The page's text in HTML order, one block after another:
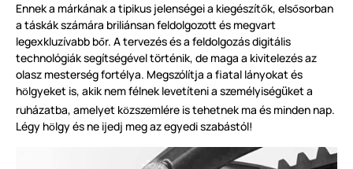
Ennek a márkának a tipikus jelenségei a kiegészítők, elsősorban
a táskák számára briliánsan feldolgozott és megvart
legexkluzívabb bőr. A tervezés és a feldolgozás digitális
technológiák segítségével történik, de maga a kivitelezés az
olasz mesterség fortélya. Megszólítja a fiatal lányokat és
hölgyeket is, akik nem félnek levetíteni a személyiségüket a
ruházatba, amelyet közszemlére is tehetnek ma és minden nap.
Légy hölgy és ne ijedj meg az egyedi szabástól!